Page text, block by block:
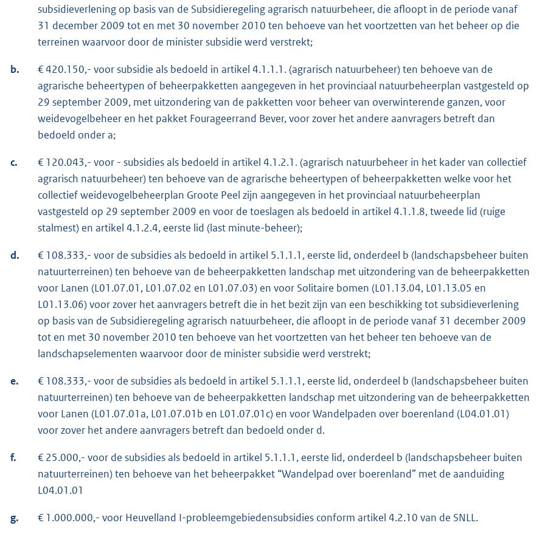
subsidieverlening op basis van de Subsidieregeling agrarisch natuurbeheer, die afloopt in de periode vanaf
31 december 2009 tot en met 30 november 2010 ten behoeve van het voortzetten van het beheer op die
terreinen waarvoor door de minister subsidie werd verstrekt;
b.
€ 420.150,- voor subsidie als bedoeld in artikel 4.1.1.1. (agrarisch natuurbeheer) ten behoeve van de
agrarische beheertypen of beheerpakketten aangegeven in het provinciaal natuurbeheerplan vastgesteld op
29 september 2009, met uitzondering van de pakketten voor beheer van overwinterende ganzen, voor
weidevogelbeheer en het pakket Fourageerrand Bever, voor zover het andere aanvragers betreft dan
bedoeld onder a;
c.
€ 120.043,- voor - subsidies als bedoeld in artikel 4.1.2.1. (agrarisch natuurbeheer in het kader van collectief
agrarisch natuurbeheer) ten behoeve van de agrarische beheertypen of beheerpakketten welke voor het
collectief weidevogelbeheerplan Groote Peel zijn aangegeven in het provinciaal natuurbeheerplan
vastgesteld op 29 september 2009 en voor de toeslagen als bedoeld in artikel 4.1.1.8, tweede lid (ruige
stalmest) en artikel 4.1.2.4, eerste lid (last minute-beheer);
d.
€ 108.333,- voor de subsidies als bedoeld in artikel 5.1.1.1, eerste lid, onderdeel b (landschapsbeheer buiten
natuurterreinen) ten behoeve van de beheerpakketten landschap met uitzondering van de beheerpakketten
voor Lanen (L01.07.01, L01.07.02 en L01.07.03) en voor Solitaire bomen (L01.13.04, L01.13.05 en
L01.13.06) voor zover het aanvragers betreft die in het bezit zijn van een beschikking tot subsidieverlening
op basis van de Subsidieregeling agrarisch natuurbeheer, die afloopt in de periode vanaf 31 december 2009
tot en met 30 november 2010 ten behoeve van het voortzetten van het beheer ten behoeve van de
landschapselementen waarvoor door de minister subsidie werd verstrekt;
e.
€ 108.333,- voor de subsidies als bedoeld in artikel 5.1.1.1, eerste lid, onderdeel b (landschapsbeheer buiten
natuurterreinen) ten behoeve van de beheerpakketten landschap met uitzondering van de beheerpakketten
voor Lanen (L01.07.01a, L01.07.01b en L01.07.01c) en voor Wandelpaden over boerenland (L04.01.01)
voor zover het andere aanvragers betreft dan bedoeld onder d.
f.
€ 25.000,- voor de subsidies als bedoeld in artikel 5.1.1.1, eerste lid, onderdeel b (landschapsbeheer buiten
natuurterreinen) ten behoeve van het beheerpakket “Wandelpad over boerenland” met de aanduiding
L04.01.01
g. € 1.000.000,- voor Heuvelland I-probleemgebiedensubsidies conform artikel 4.2.10 van de SNLL.